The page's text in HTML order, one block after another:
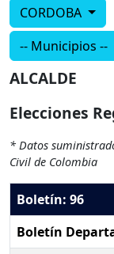
CORDOBA
-- Municipios --
ALCALDE
Elecciones
* Datos
Civil de Colombia
Boletín: 96
Boletín